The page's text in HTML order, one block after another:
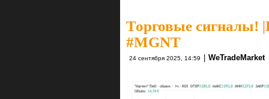
Торговые сигналы! |
#MGNT
24 сентября 2025, 14:59 WeTradeMarket